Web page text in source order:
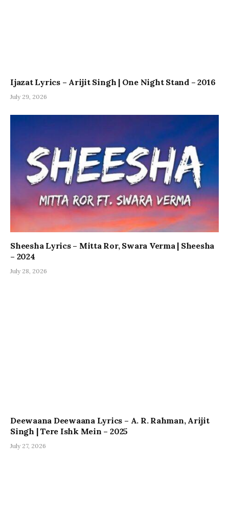
Ijazat Lyrics – Arijit Singh | One Night Stand – 2016
July 29, 2026
Sheesha Lyrics – Mitta Ror, Swara Verma | Sheesha
– 2024
July 28, 2026
Deewaana Deewaana Lyrics – A. R. Rahman, Arijit
Singh | Tere Ishk Mein – 2025
July 27, 2026